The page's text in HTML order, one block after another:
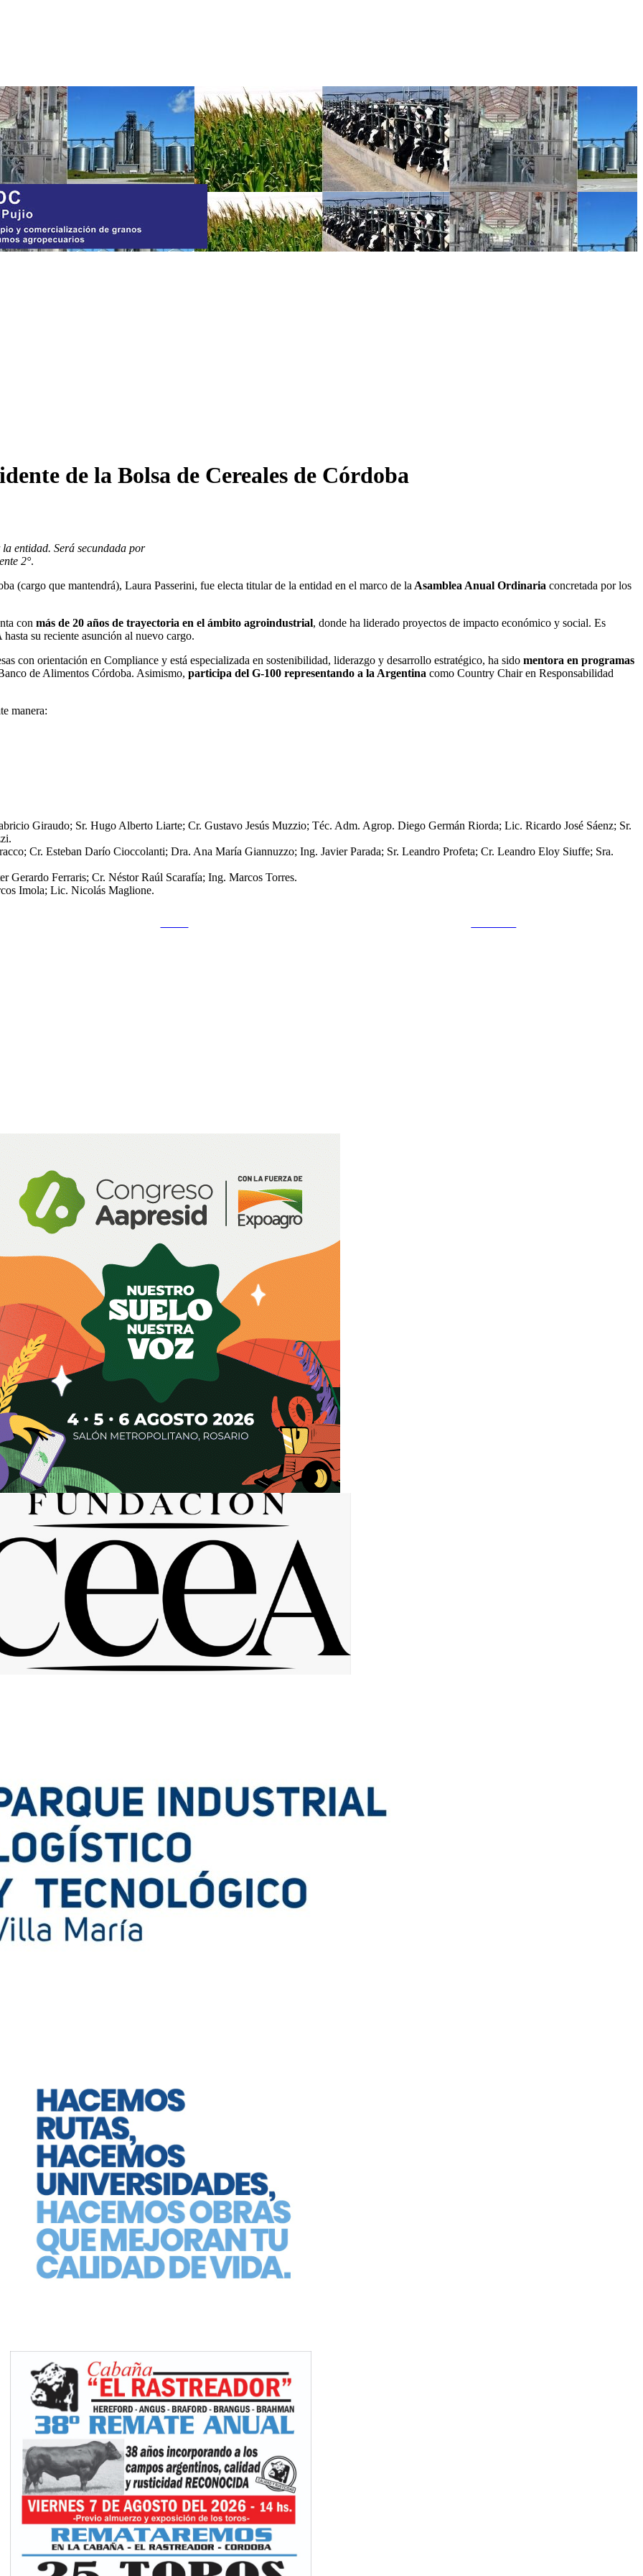
de la Bolsa de Cereales de Córdoba
entidad. Será secundada por
2°.
(cargo que mantendrá), Laura Passerini, fue electa titular de la entidad en el marco de la Asamblea Anual Ordinaria concretada por los
con más de 20 años de trayectoria en el ámbito agroindustrial, donde ha liderado proyectos de impacto económico y social. Es
su reciente asunción al nuevo cargo.
con orientación en Compliance y está especializada en sostenibilidad, liderazgo y desarrollo estratégico, ha sido mentora en programas
de Alimentos Córdoba. Asimismo, participa del G-100 representando a la Argentina como Country Chair en Responsabilidad
manera:
Giraudo; Sr. Hugo Alberto Liarte; Cr. Gustavo Jesús Muzzio; Téc. Adm. Agrop. Diego Germán Riorda; Lic. Ricardo José Sáenz; Sr.
Cr. Esteban Darío Cioccolanti; Dra. Ana María Giannuzzo; Ing. Javier Parada; Sr. Leandro Profeta; Cr. Leandro Eloy Siuffe; Sra.
Gerardo Ferraris; Cr. Néstor Raúl Scarafía; Ing. Marcos Torres.
Imola; Lic. Nicolás Maglione.